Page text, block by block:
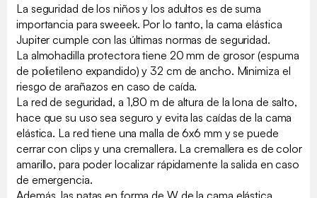
La seguridad de los niños y los adultos es de suma
importancia para sweeek. Por lo tanto, la cama elástica
Jupiter cumple con las últimas normas de seguridad.
La almohadilla protectora tiene 20 mm de grosor (espuma
de polietileno expandido) y 32 cm de ancho. Minimiza el
riesgo de arañazos en caso de caída.
La red de seguridad, a 1,80 m de altura de la lona de salto,
hace que su uso sea seguro y evita las caídas de la cama
elástica. La red tiene una malla de 6x6 mm y se puede
cerrar con clips y una cremallera. La cremallera es de color
amarillo, para poder localizar rápidamente la salida en caso
de emergencia.
Además, las patas en forma de W de la cama elástica